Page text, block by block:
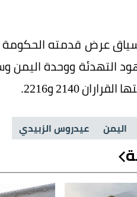
عرض قدمته الحكومة
التهدئة ووحدة اليمن
2140 و2216.
اليمن عيدروس الزبيدي